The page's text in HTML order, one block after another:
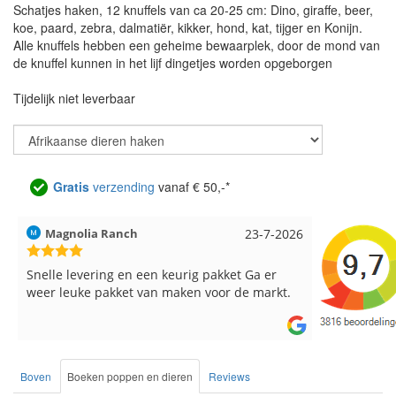
Schatjes haken, 12 knuffels van ca 20-25 cm: Dino, giraffe, beer,
koe, paard, zebra, dalmatiër, kikker, hond, kat, tijger en Konijn.
Alle knuffels hebben een geheime bewaarplek, door de mond van
de knuffel kunnen in het lijf dingetjes worden opgeborgen
Tijdelijk niet leverbaar
Gratis verzending vanaf € 50,-*
17-7-2026
Hilde uit Loyers
Reeds meerdere keren breigaren en
breinaalden besteld, altijd heel tevreden over
Loes uit
Snelle
Boven Boeken poppen en dieren Reviews